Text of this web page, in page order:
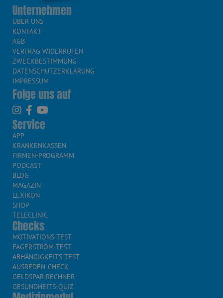
Unternehmen
ÜBER UNS
KONTAKT
AGB
VERTRAG WIDERRUFEN
ZWECKBESTIMMUNG
DATENSCHUTZERKLÄRUNG
IMPRESSUM
Folge uns auf
Service
APP
KRANKENKASSEN
FIRMEN-PROGRAMM
PODCAST
BLOG
MAGAZIN
LEXIKON
SHOP
TELECLINIC
Checks
MOTIVATIONS-TEST
FAGERSTRÖM-TEST
ABHÄNGIGKEITS-TEST
AUSREDEN-CHECK
GELDSPAR-RECHNER
GESUNDHEITS-QUIZ